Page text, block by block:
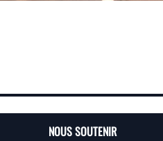
NOUS SOUTENIR